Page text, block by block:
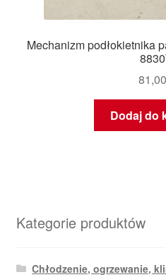
Mechanizm podłokietnika
81,00
Dodaj do
Kategorie produktów
Chłodzenie, ogrzewanie,